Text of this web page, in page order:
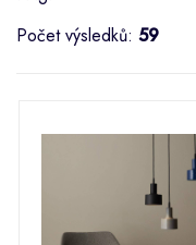
Počet výsledků: 59